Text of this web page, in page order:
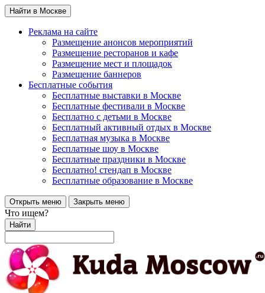
Найти в Москве
Реклама на сайте
Размещение анонсов мероприятий
Размещение ресторанов и кафе
Размещение мест и площадок
Размещение баннеров
Бесплатные события
Бесплатные выставки в Москве
Бесплатные фестивали в Москве
Бесплатно с детьми в Москве
Бесплатный активный отдых в Москве
Бесплатная музыка в Москве
Бесплатные шоу в Москве
Бесплатные праздники в Москве
Бесплатно! стендап в Москве
Бесплатные образование в Москве
Открыть меню Закрыть меню
Что ищем?
Найти